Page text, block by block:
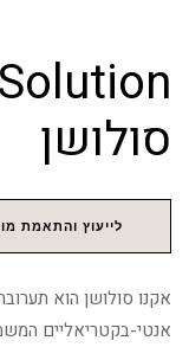
סולושן
לייעוץ והתאמת
אקנו סולושן הוא
אנטי-בקטריאליים